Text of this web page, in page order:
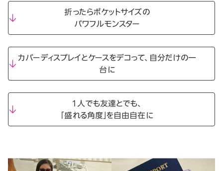
折ったらポケットサイズの
パワフルモンスター
カバーディスプレイとケースをデコって、自分だけの一
台に
１人でも友達とでも、
「盛れる角度」を自由自在に